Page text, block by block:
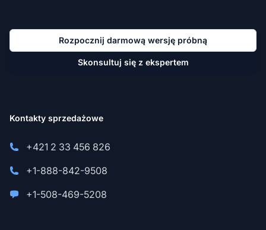
Rozpocznij darmową wersję próbną
Skonsultuj się z ekspertem
Kontakty sprzedażowe
+421 2 33 456 826
+1-888-842-9508
+1-508-469-5208